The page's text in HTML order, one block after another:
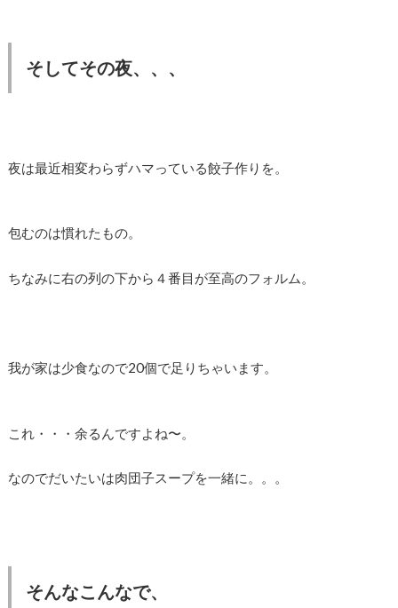
そしてその夜、、、
夜は最近相変わらずハマっている餃子作りを。
包むのは慣れたもの。
ちなみに右の列の下から４番目が至高のフォルム。
我が家は少食なので20個で足りちゃいます。
これ・・・余るんですよね〜。
なのでだいたいは肉団子スープを一緒に。。。
そんなこんなで、